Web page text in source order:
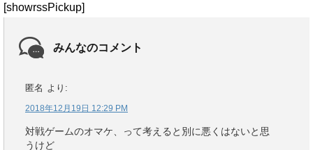
[showrssPickup]
みんなのコメント
匿名 より:
2018年12月19日 12:29 PM
対戦ゲームのオマケ、って考えると別に悪くはないと思
うけど